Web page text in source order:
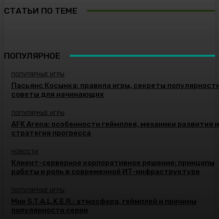
СТАТЬИ ПО ТЕМЕ
ПОПУЛЯРНОЕ
ПОПУЛЯРНЫЕ ИГРЫ
Пасьянс Косынка: правила игры, секреты
советы для начинающих
ПОПУЛЯРНЫЕ ИГРЫ
AFK Arena: особенности геймплея, механики развития и
стратегия прогресса
НОВОСТИ
Клиент-серверное корпоративное решение: принципы
работы и роль в современной ИТ-инфраструктуре
ПОПУЛЯРНЫЕ ИГРЫ
Мир S.T.A.L.K.E.R.: атмосфера, геймплей и причины
популярности серии